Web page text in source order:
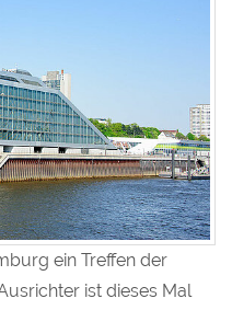
ein Treffen der
ist dieses Mal